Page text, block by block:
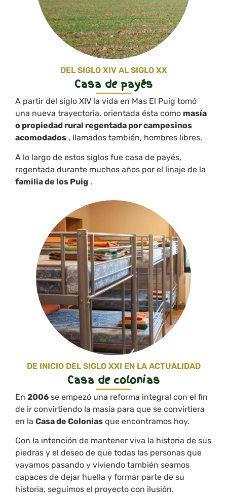
DEL SIGLO XIV AL SIGLO XX
Casa de payés
A partir del siglo XIV la vida en Mas El Puig tomó
una nueva trayectoria, orientada ésta como masía
o propiedad rural regentada por campesinos
acomodados , llamados también, hombres libres.
A lo largo de estos siglos fue casa de payés,
regentada durante muchos años por el linaje de la
familia de los Puig .
DE INICIO DEL SIGLO XXI EN LA ACTUALIDAD
Casa de colonias
En 2006 se empezó una reforma integral con el fin
de ir convirtiendo la masía para que se convirtiera
en la Casa de Colonias que encontramos hoy.
Con la intención de mantener viva la historia de sus
piedras y el deseo de que todas las personas que
vayamos pasando y viviendo también seamos
capaces de dejar huella y formar parte de su
historia, seguimos el proyecto con ilusión.